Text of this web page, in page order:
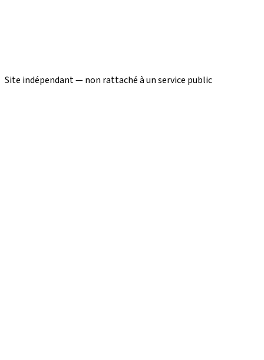
Site indépendant — non rattaché à un service public